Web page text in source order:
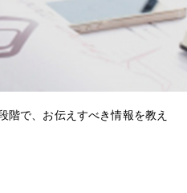
階で、お伝えすべき情報を教え